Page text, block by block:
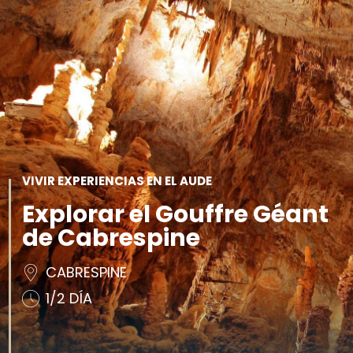
IMPRESCINDIBLES
VER Y
HACER
INSPIRACIONES
VIVIR EXPERIENCIAS EN EL AUDE
Explorar el Gouffre Géant
de Cabrespine
CABRESPINE
1/2 DÍA